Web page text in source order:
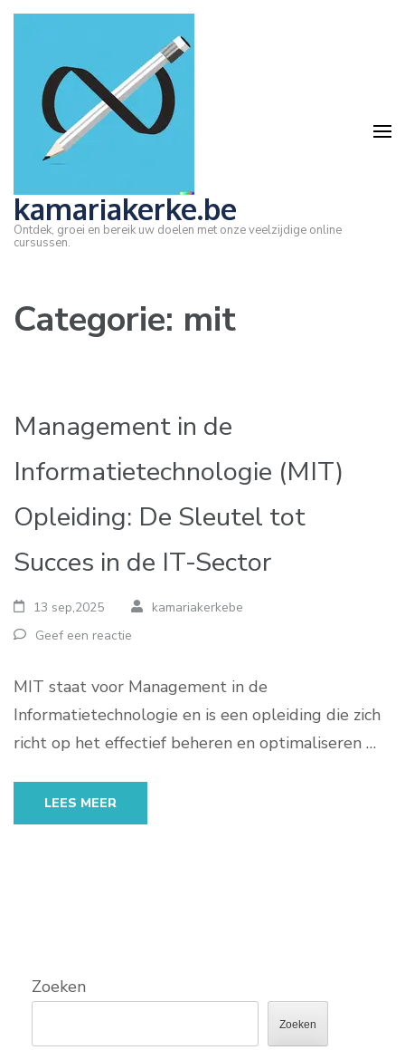
Ga
Enter)
kamariakerke.be
Ontdek, groei en bereik uw doelen met onze veelzijdige online
cursussen.
Categorie: mit
Management in de
Informatietechnologie (MIT)
Opleiding: De Sleutel tot
Succes in de IT-Sector
13 sep,2025
kamariakerkebe
Geef een reactie
MIT staat voor Management in de
Informatietechnologie en is een opleiding die zich
richt op het effectief beheren en optimaliseren …
LEES MEER
Zoeken
Zoeken